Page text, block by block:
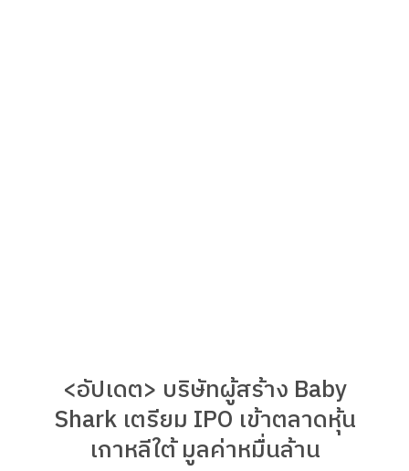
<อัปเดต> บริษัทผู้สร้าง Baby
Shark เตรียม IPO เข้าตลาดหุ้น
เกาหลีใต้ มูลค่าหมื่นล้าน